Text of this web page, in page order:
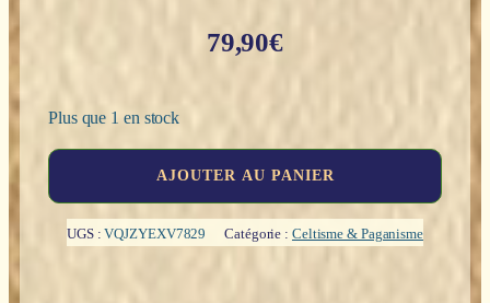
79,90€
Plus que 1 en stock
vieille
AJOUTER AU PANIER
UGS :VQJZYEXV7829 Catégorie : Celtisme & Paganisme